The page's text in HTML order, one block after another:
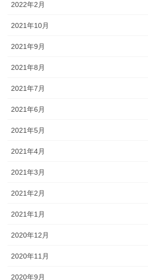
2022年2月
2021年10月
2021年9月
2021年8月
2021年7月
2021年6月
2021年5月
2021年4月
2021年3月
2021年2月
2021年1月
2020年12月
2020年11月
2020年9月